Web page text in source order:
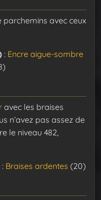
avec ceux
: Encre aigue-sombre
avec les braises
n’avez pas assez de
le niveau 482,
: Braises ardentes (20)